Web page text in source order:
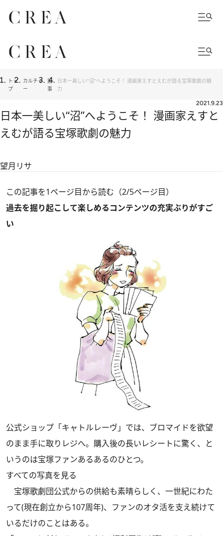
トッ
プ
カルチャ
ー
記
事
日本一美しい“沼”へようこそ！ 漫画家えすとえむが語る宝塚歌劇の魅
力
2021.9.23
日本一美しい“沼”へようこそ！ 漫画家えすと
えむが語る宝塚歌劇の魅力
望月リサ
この記事を1ページ目から読む（2/5ページ目）
過去を掘り起こして楽しめるコンテンツの充実ぶりがすご
い
公式ショップ「キャトルレーヴ」では、ブロマイドを欲望
のまま手に取りレジへ。購入後の長いレシートに驚く、と
いうのは宝塚ファンあるあるのひとつ。
すべての写真を見る
宝塚歌劇団公式からの供給も素晴らしく、一世紀にわた
って(現在創立から107周年)、ファンのオタ活を支え続けて
いるだけのことはある。